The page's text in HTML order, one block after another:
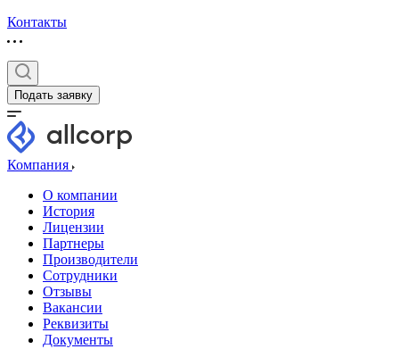
Контакты
Подать заявку
Компания
О компании
История
Лицензии
Партнеры
Производители
Сотрудники
Отзывы
Вакансии
Реквизиты
Документы